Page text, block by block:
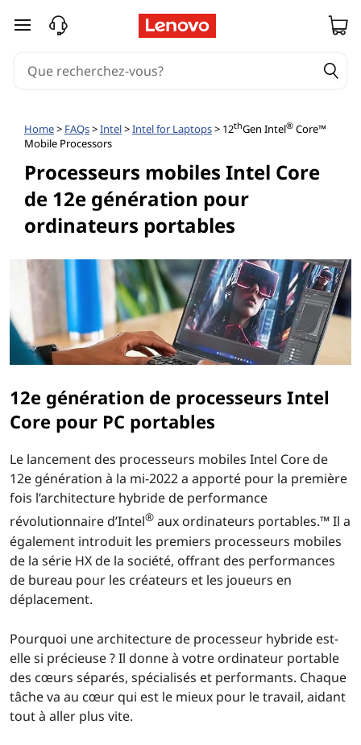
passer au contenu principal
Home> FAQs>Intel>Intel for Laptops> 12thGen Intel® Core™
Mobile Processors
Processeurs mobiles Intel Core
de 12e génération pour
ordinateurs portables
12e génération de processeurs Intel
Core pour PC portables
Le lancement des processeurs mobiles Intel Core de
12e génération à la mi-2022 a apporté pour la première
fois l’architecture hybride de performance
révolutionnaire d’Intel® aux ordinateurs portables.™ Il a
également introduit les premiers processeurs mobiles
de la série HX de la société, offrant des performances
de bureau pour les créateurs et les joueurs en
déplacement.
Pourquoi une architecture de processeur hybride est-
elle si précieuse ? Il donne à votre ordinateur portable
des cœurs séparés, spécialisés et performants. Chaque
tâche va au cœur qui est le mieux pour le travail, aidant
tout à aller plus vite.